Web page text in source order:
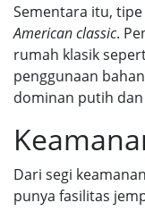
Sementara itu,
American classic.
rumah klasik
penggunaan
dominan putih
Dari segi
punya fasilitas